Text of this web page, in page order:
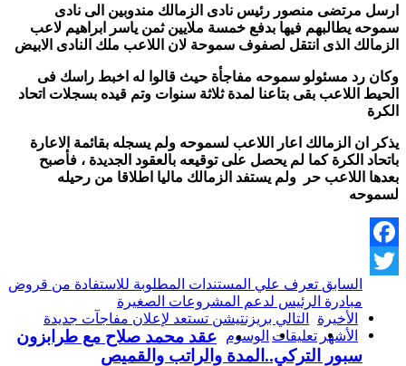
ارسل مرتضى منصور رئيس نادى الزمالك مندوبين الى نادى
سموحه يطالبهم فيها بدفع خمسة ملايين ثمن ياسر ابراهيم لاعب
الزمالك الذى انتقل لصفوف سموحة لان اللاعب ملك النادى الابيض
وكان رد مسئولو سموحه مفاجأة حيث قالوا له اخبط راسك فى
الحيط اللاعب بقى بتاعنا لمدة ثلاثة سنوات وتم قيده بسجلات اتحاد
الكرة
يذكر ان الزمالك اعار اللاعب لسموحه ولم يسجله بقائمة الاعارة
باتحاد الكرة كما لم يحصل على توقيعه بالعقود الجديدة ، فأصبح
بعدها اللاعب حر ولم يستفد الزمالك ماليا اطلاقا من رحيله
لسموحه
Facebook
Twitterالسابق تعرف علي المستندات المطلوبة للاستفادة من قروض
مبادرة الرئيس لدعم المشروعات الصغيرة
التالي بريزنتيشن تستعد لإعلان مفاجآت جديدة
الأخيرة
الأشهر تعليقات الوسوم عقد محمد صلاح مع طرابزون
سبور التركي..المدة والراتب والقميص